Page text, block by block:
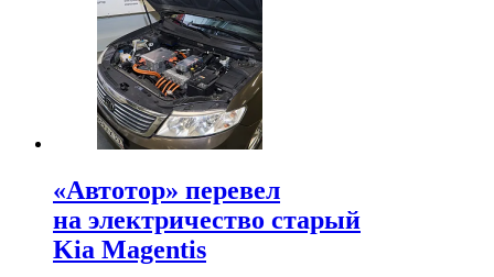
«Автотор» перевел
на электричество старый
Kia Magentis